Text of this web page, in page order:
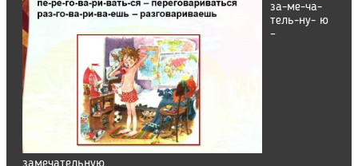
за-ме-ча-
тель-ну- ю
–